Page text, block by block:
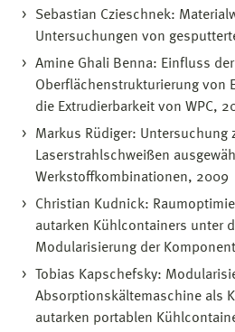
Sebastian Czieschnek:
Untersuchungen von
Amine Ghali Benna: Einfluss der
Oberflächenstrukturierung von
die Extrudierbarkeit von WPC,
Markus Rüdiger: Untersuchung
Laserstrahlschweißen
Werkstoffkombinationen, 2009
Christian Kudnick:
autarken Kühlcontainers unter
Modularisierung der
Tobias Kapschefsky:
Absorptionskältemaschine als
autarken portablen